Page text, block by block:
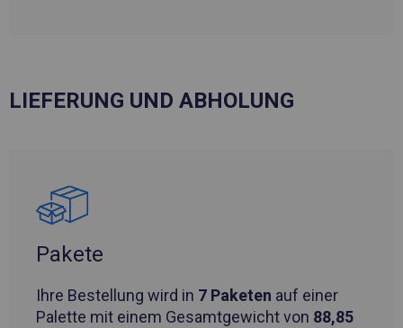
LIEFERUNG UND ABHOLUNG
Pakete
Ihre Bestellung wird in 7 Paketen auf einer
Palette mit einem Gesamtgewicht von 88,85